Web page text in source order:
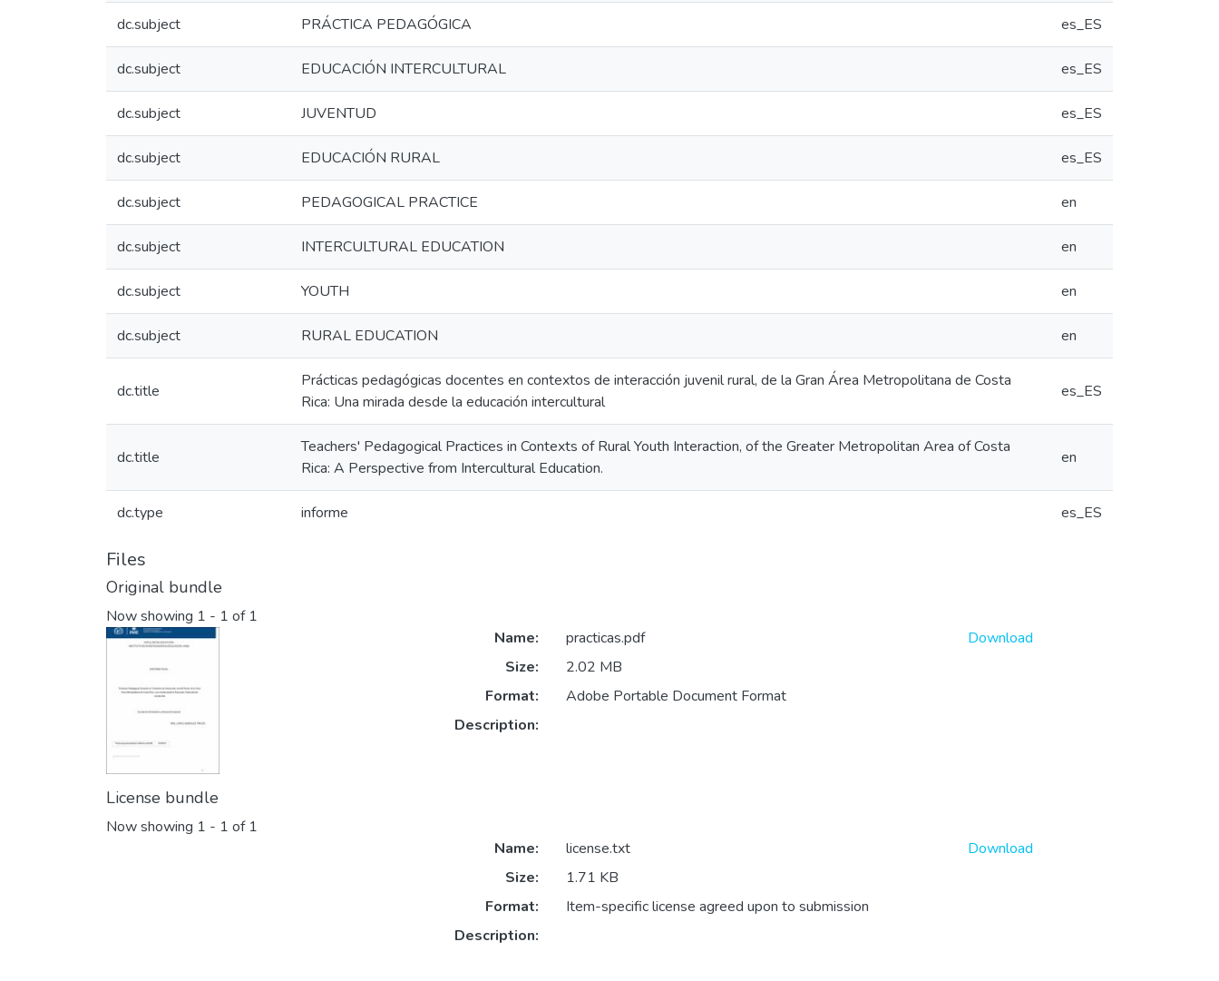
dc.subject PRÁCTICA PEDAGÓGICA es_ES
dc.subject EDUCACIÓN INTERCULTURAL es_ES
dc.subject JUVENTUD es_ES
dc.subject EDUCACIÓN RURAL es_ES
dc.subject PEDAGOGICAL PRACTICE en
dc.subject INTERCULTURAL EDUCATION en
dc.subject YOUTH en
dc.subject RURAL EDUCATION en
dc.title
Prácticas pedagógicas docentes en contextos de interacción juvenil rural, de la Gran Área Metropolitana de Costa
Rica: Una mirada desde la educación intercultural
es_ES
dc.title
Teachers' Pedagogical Practices in Contexts of Rural Youth Interaction, of the Greater Metropolitan Area of Costa
Rica: A Perspective from Intercultural Education.
en
dc.type informe es_ES
Files
Original bundle
Now showing 1 - 1 of 1
Name:
practicas.pdf
Size:
2.02 MB
Format:
Adobe Portable Document Format
Description:
Download
License bundle
Now showing 1 - 1 of 1
Name:
license.txt
Size:
1.71 KB
Format:
Item-specific license agreed upon to submission
Description:
Download